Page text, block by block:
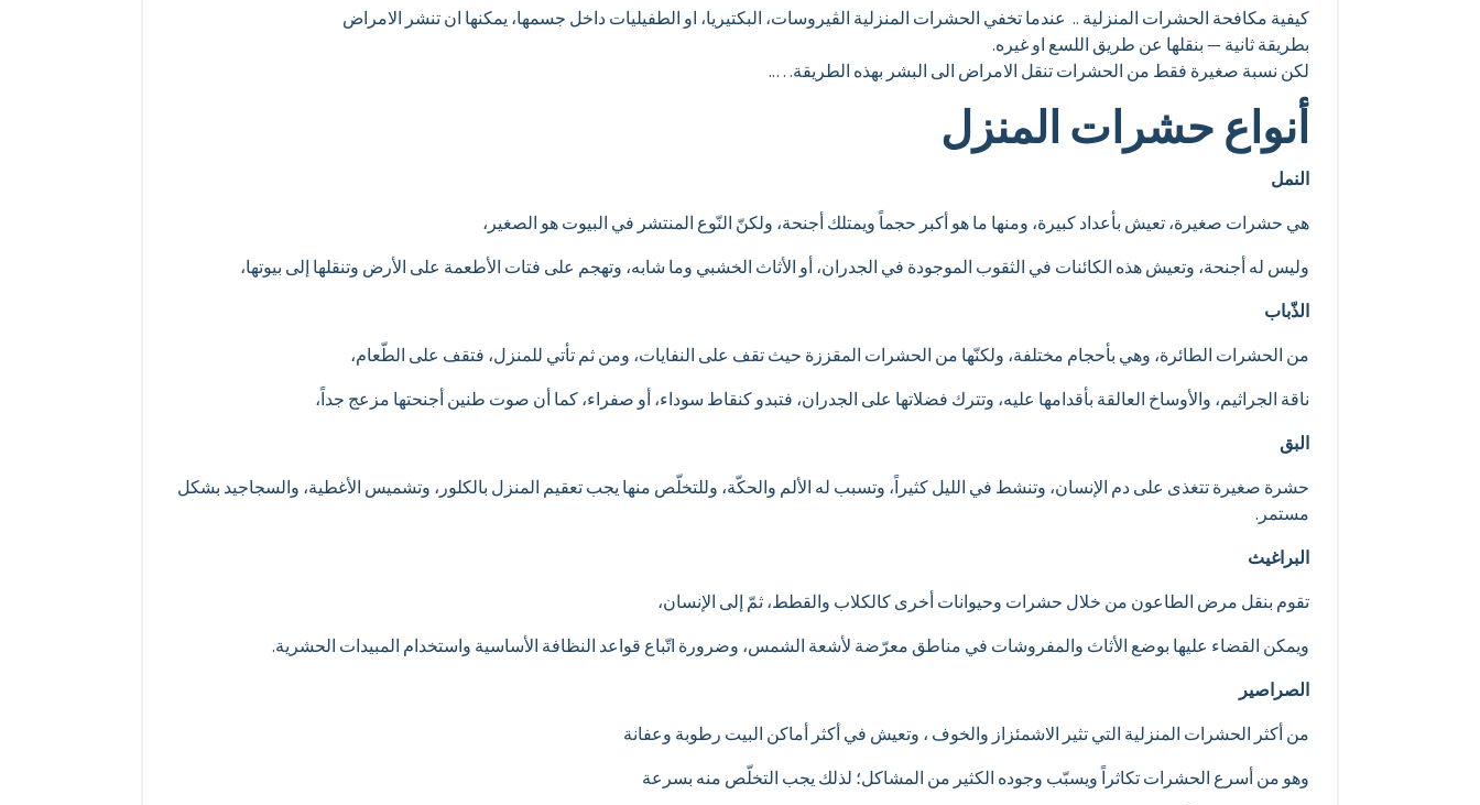
كيفية مكافحة الحشرات المنزلية .. عندما تخفي الحشرات المنزلية الڤيروسات،‏ البكتيريا،‏ او الطفيليات داخل جسمها،‏ يمكنها ان تنشر الامراض
بطريقة ثانية —‏ بنقلها عن طريق اللسع او غيره.‏
لكن نسبة صغيرة فقط من الحشرات تنقل الامراض الى البشر بهذه الطريقة…..
أنواع حشرات المنزل
النمل
هي حشرات صغيرة، تعيش بأعداد كبيرة، ومنها ما هو أكبر حجماً ويمتلك أجنحة، ولكنّ النّوع المنتشر في البيوت هو الصغير،
وليس له أجنحة، وتعيش هذه الكائنات في الثقوب الموجودة في الجدران، أو الأثاث الخشبي وما شابه، وتهجم على فتات الأطعمة على الأرض وتنقلها إلى بيوتها،
الذّباب
من الحشرات الطائرة، وهي بأحجام مختلفة، ولكنّها من الحشرات المقززة حيث تقف على النفايات، ومن ثم تأتي للمنزل، فتقف على الطّعام،
ناقة الجراثيم، والأوساخ العالقة بأقدامها عليه، وتترك فضلاتها على الجدران، فتبدو كنقاط سوداء، أو صفراء، كما أن صوت طنين أجنحتها مزعج جداً،
البق
حشرة صغيرة تتغذى على دم الإنسان، وتنشط في الليل كثيراً، وتسبب له الألم والحكّة، وللتخلّص منها يجب تعقيم المنزل بالكلور، وتشميس الأغطية، والسجاجيد بشكل
مستمر.
البراغيث
تقوم بنقل مرض الطاعون من خلال حشرات وحيوانات أخرى كالكلاب والقطط، ثمّ إلى الإنسان،
ويمكن القضاء عليها بوضع الأثاث والمفروشات في مناطق معرّضة لأشعة الشمس، وضرورة اتّباع قواعد النظافة الأساسية واستخدام المبيدات الحشرية.
الصراصير
من أكثر الحشرات المنزلية التي تثير الاشمئزاز والخوف ، وتعيش في أكثر أماكن البيت رطوبة وعفانة
وهو من أسرع الحشرات تكاثراً ويسبّب وجوده الكثير من المشاكل؛ لذلك يجب التخلّص منه بسرعة